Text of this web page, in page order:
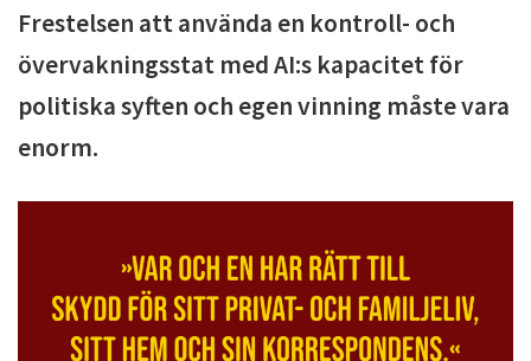
Frestelsen att använda en kontroll- och
övervakningsstat med AI:s kapacitet för
politiska syften och egen vinning måste vara
enorm.